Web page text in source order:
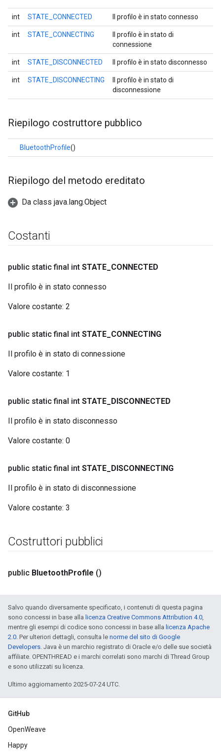
int STATE_CONNECTED Il profilo è in stato connesso
int STATE_CONNECTING
Il profilo è in stato di
connessione
int STATE_DISCONNECTED Il profilo è in stato disconnesso
int STATE_DISCONNECTING
Il profilo è in stato di
disconnessione
Riepilogo costruttore pubblico
BluetoothProfile()
Riepilogo del metodo ereditato
Da class java.lang.Object
Costanti
public static final int STATE CONNECTED
Il profilo è in stato connesso
Valore costante: 2
public static final int STATE CONNECTING
Il profilo è in stato di connessione
Valore costante: 1
public static final int STATE DISCONNECTED
Il profilo è in stato disconnesso
Valore costante: 0
public static final int STATE DISCONNECTING
Il profilo è in stato di disconnessione
Valore costante: 3
Costruttori pubblici
public BluetoothProfile ()
Salvo quando diversamente specificato, i contenuti di questa pagina
sono concessi in base alla licenza Creative Commons Attribution 4.0,
mentre gli esempi di codice sono concessi in base alla licenza Apache
2.0. Per ulteriori dettagli, consulta le norme del sito di Google
Developers. Java è un marchio registrato di Oracle e/o delle sue società
affiliate. OPENTHREAD e i marchi correlati sono marchi di Thread Group
e sono utilizzati su licenza.
Ultimo aggiornamento 2025-07-24 UTC.
GitHub
OpenWeave
Happy